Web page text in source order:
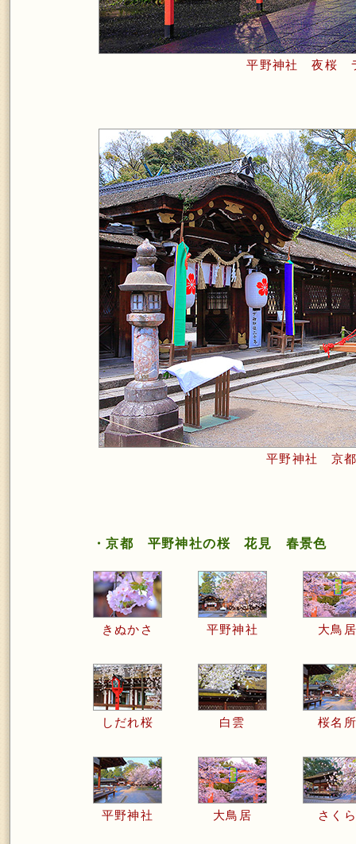
平野神社 夜桜
平野神社 京
・京都 平野神社の桜 花見 春景色
きぬかさ 平野神社 大鳥
しだれ桜 白雲 桜名
平野神社 大鳥居 さく